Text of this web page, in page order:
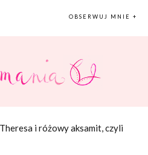
OBSERWUJ MNIE +
Theresa i różowy aksamit, czyli